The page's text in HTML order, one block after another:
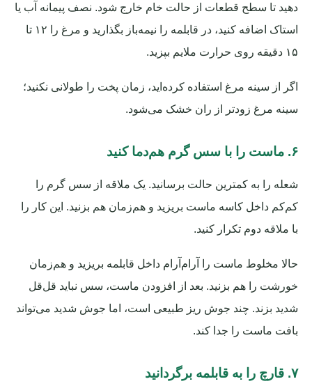
دهید تا سطح قطعات از حالت خام خارج شود. نصف پیمانه آب یا
استاک اضافه کنید، در قابلمه را نیمه‌باز بگذارید و مرغ را ۱۲ تا
۱۵ دقیقه روی حرارت ملایم بپزید.
اگر از سینه مرغ استفاده کرده‌اید، زمان پخت را طولانی نکنید؛
سینه مرغ زودتر از ران خشک می‌شود.
۶. ماست را با سس گرم هم‌دما کنید
شعله را به کمترین حالت برسانید. یک ملاقه از سس گرم را
کم‌کم داخل کاسه ماست بریزید و هم‌زمان هم بزنید. این کار را
با ملاقه دوم تکرار کنید.
حالا مخلوط ماست را آرام‌آرام داخل قابلمه بریزید و هم‌زمان
خورشت را هم بزنید. بعد از افزودن ماست، سس نباید قل‌قل
شدید بزند. چند جوش ریز طبیعی است، اما جوش شدید می‌تواند
بافت ماست را جدا کند.
۷. قارچ را به قابلمه برگردانید